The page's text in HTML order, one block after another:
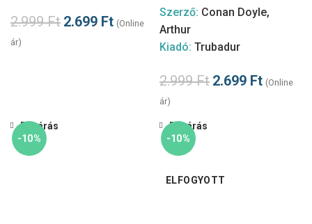
2.999Ft 2.699 Ft (Online
ár)
Szerző: Conan Doyle,
Arthur
Kiadó: Trubadur
2.999Ft 2.699 Ft (Online
ár)
-10%
Bezárás
-10%
ELFOGYOTT
Bezárás